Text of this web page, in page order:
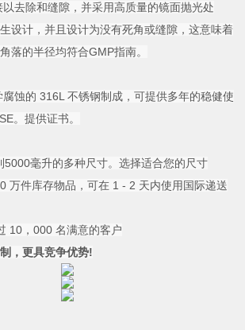
去除和缝隙，并采用高质量的镜面抛光处
设计，并且设计为没有死角或缝隙，这意味着
落的半径均符合GMP指南。
蚀的 316L 不锈钢制成，可提供多年的稳健使
。提供证书。
5000毫升的多种尺寸。选择适合您的尺寸
万件库存物品，可在 1 - 2 天内使用国际递送
10，000 名满意的客户
，更具竞争优势!